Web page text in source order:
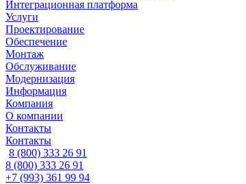
Интеграционная платформа
Услуги
Проектирование
Обеспечение
Монтаж
Обслуживание
Модернизация
Информация
Компания
О компании
Контакты
Контакты
8 (800) 333 26 91
8 (800) 333 26 91
+7 (993) 361 99 94